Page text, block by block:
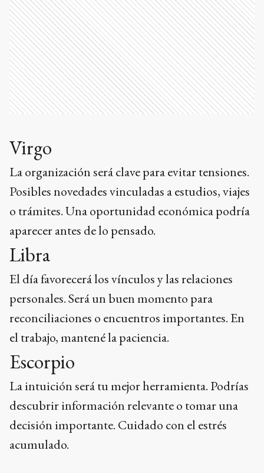
Virgo
La organización será clave para evitar tensiones.
Posibles novedades vinculadas a estudios, viajes
o trámites. Una oportunidad económica podría
aparecer antes de lo pensado.
Libra
El día favorecerá los vínculos y las relaciones
personales. Será un buen momento para
reconciliaciones o encuentros importantes. En
el trabajo, mantené la paciencia.
Escorpio
La intuición será tu mejor herramienta. Podrías
descubrir información relevante o tomar una
decisión importante. Cuidado con el estrés
acumulado.